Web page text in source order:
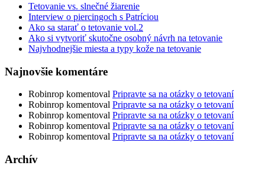
Tetovanie vs. slnečné žiarenie
Interview o piercingoch s Patríciou
Ako sa starať o tetovanie vol.2
Ako si vytvoriť skutočne osobný návrh na tetovanie
Najvhodnejšie miesta a typy kože na tetovanie
Najnovšie komentáre
Robinrop komentoval Pripravte sa na otázky o tetovaní
Robinrop komentoval Pripravte sa na otázky o tetovaní
Robinrop komentoval Pripravte sa na otázky o tetovaní
Robinrop komentoval Pripravte sa na otázky o tetovaní
Robinrop komentoval Pripravte sa na otázky o tetovaní
Archív